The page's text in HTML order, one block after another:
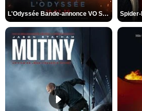
L'Odyssée Bande-annonce VO STFR